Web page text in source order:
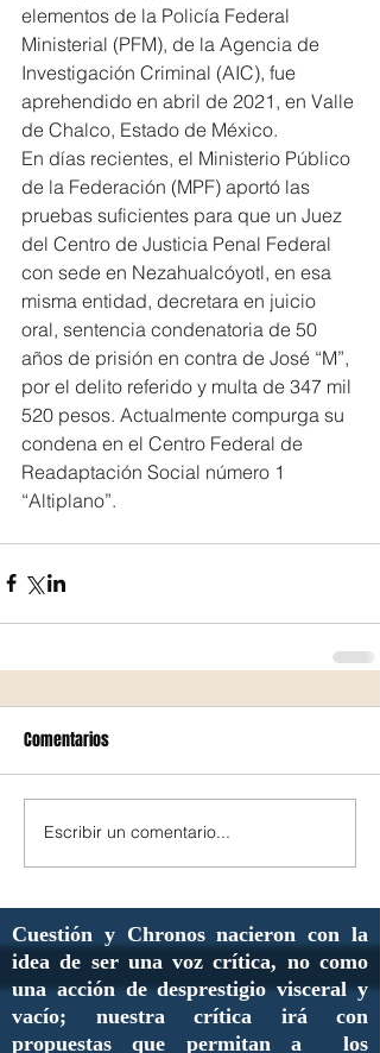
elementos de la Policía Federal
Ministerial (PFM), de la Agencia de
Investigación Criminal (AIC), fue
aprehendido en abril de 2021, en Valle
de Chalco, Estado de México.
En días recientes, el Ministerio Público
de la Federación (MPF) aportó las
pruebas suficientes para que un Juez
del Centro de Justicia Penal Federal
con sede en Nezahualcóyotl, en esa
misma entidad, decretara en juicio
oral, sentencia condenatoria de 50
años de prisión en contra de José “M”,
por el delito referido y multa de 347 mil
520 pesos. Actualmente compurga su
condena en el Centro Federal de
Readaptación Social número 1
“Altiplano”.
Comentarios
Escribir un comentario...
Cuestión y Chronos nacieron con la
idea de ser una voz crítica, no como
una acción de desprestigio visceral y
vacío; nuestra crítica irá con
propuestas que permitan a los